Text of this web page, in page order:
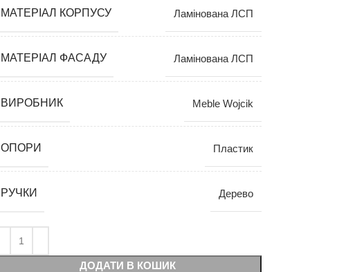
МАТЕРІАЛ КОРПУСУ Ламінована ЛСП
МАТЕРІАЛ ФАСАДУ Ламінована ЛСП
ВИРОБНИК Meble Wojcik
ОПОРИ Пластик
РУЧКИ Дерево
ДОДАТИ В КОШИК